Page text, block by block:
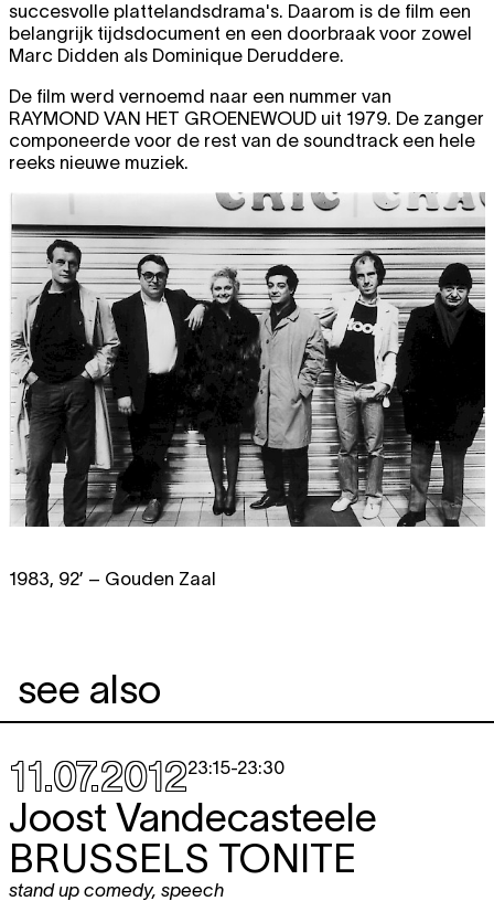
succesvolle plattelandsdrama's. Daarom is de film een
belangrijk tijdsdocument en een doorbraak voor zowel
Marc Didden als Dominique Deruddere.
De film werd vernoemd naar een nummer van
RAYMOND VAN HET GROENEWOUD uit 1979. De zanger
componeerde voor de rest van de soundtrack een hele
reeks nieuwe muziek.
1983, 92’ – Gouden Zaal
see also
11.07.201223:15-23:30
Joost Vandecasteele
BRUSSELS TONITE
stand up comedy, speech